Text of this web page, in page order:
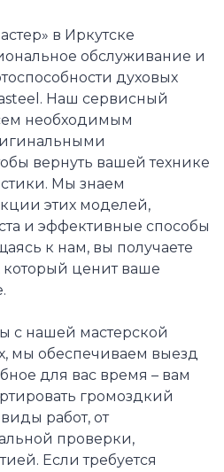
в Иркутске
обслуживание и
духовых
Наш сервисный
необходимым
вернуть вашей технике
Мы знаем
этих моделей,
и эффективные способы
к нам, вы получаете
который ценит ваше
с нашей мастерской
мы обеспечиваем выезд
для вас время – вам
громоздкий
работ, от
проверки,
Если требуется